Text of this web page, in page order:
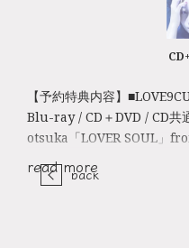
【予約特典内容】
Blu-ray / CD＋DVD / CD共
otsuka「LOVER SOUL」
ードホール 2013.12.25
ショップ特典CD＋Blu-ray
read more
back